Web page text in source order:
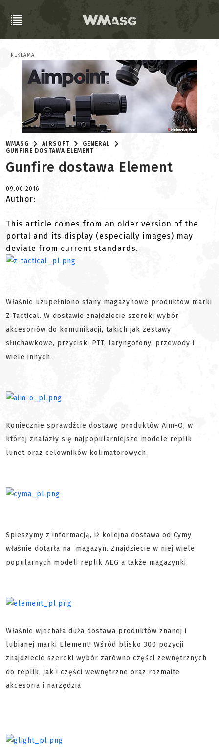
REKLAMA
WMASG AIRSOFT
GENERAL
GUNFIRE DOSTAWA ELEMENT
Gunfire dostawa Element
09.06.2016
Author:
This article comes from an older version of the
portal and its display (especially images) may
deviate from current standards.
Właśnie uzupełniono stany magazynowe produktów marki
Z-Tactical. W dostawie znajdziecie szeroki wybór
akcesoriów do komunikacji, takich jak zestawy
słuchawkowe, przyciski PTT, laryngofony, przewody i
wiele innych.
Koniecznie sprawdźcie dostawę produktów Aim-O, w
której znalazły się najpopularniejsze modele replik
lunet oraz celowników kolimatorowych.
Spieszymy z informacją, iż kolejna dostawa od Cymy
właśnie dotarła na magazyn. Znajdziecie w niej wiele
popularnych modeli replik AEG a także magazynki.
Właśnie wjechała duża dostawa produktów znanej i
lubianej marki Element! Wśród blisko 300 pozycji
znajdziecie szeroki wybór zarówno części zewnętrznych
do replik, jak i części wewnętrzne oraz rozmaite
akcesoria i narzędzia.